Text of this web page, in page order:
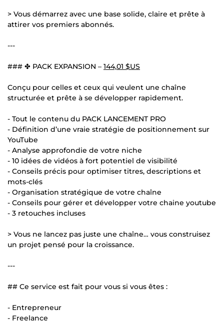
> Vous démarrez avec une base solide, claire et prête à
attirer vos premiers abonnés.
---
### ✤ PACK EXPANSION – 144,01 $US
Conçu pour celles et ceux qui veulent une chaîne
structurée et prête à se développer rapidement.
- Tout le contenu du PACK LANCEMENT PRO
- Définition d’une vraie stratégie de positionnement sur
YouTube
- Analyse approfondie de votre niche
- 10 idées de vidéos à fort potentiel de visibilité
- Conseils précis pour optimiser titres, descriptions et
mots-clés
- Organisation stratégique de votre chaîne
- Conseils pour gérer et développer votre chaine youtube
- 3 retouches incluses
> Vous ne lancez pas juste une chaîne… vous construisez
un projet pensé pour la croissance.
---
## Ce service est fait pour vous si vous êtes :
- Entrepreneur
- Freelance